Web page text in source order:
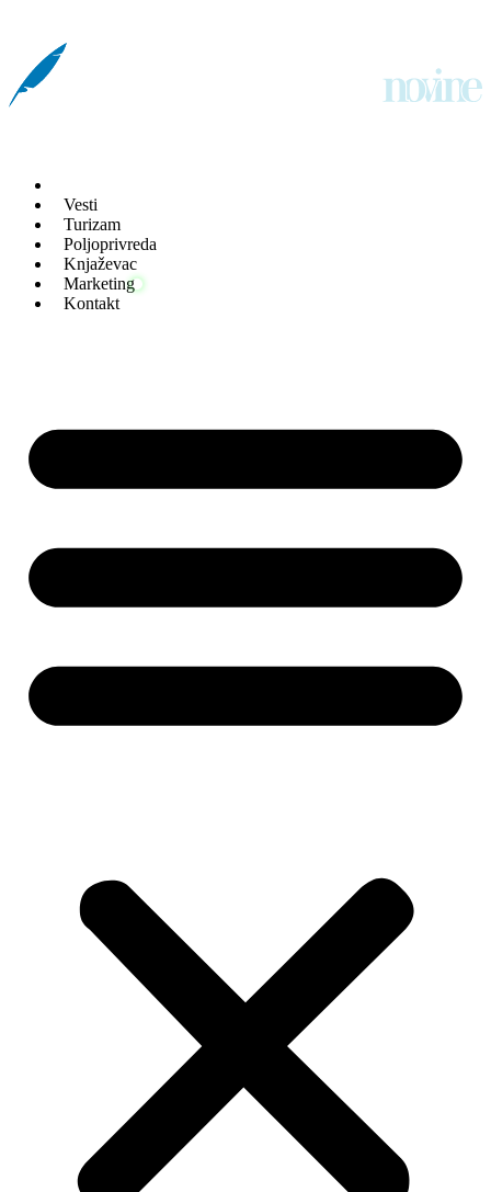
садржај
Vesti
Turizam
Poljoprivreda
Knjaževac
Marketing
Kontakt